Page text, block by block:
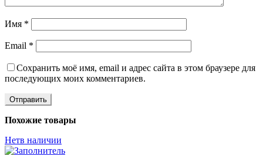
Имя *
Email *
Сохранить моё имя, email и адрес сайта в этом браузере для
последующих моих комментариев.
Похожие товары
Нетв наличии